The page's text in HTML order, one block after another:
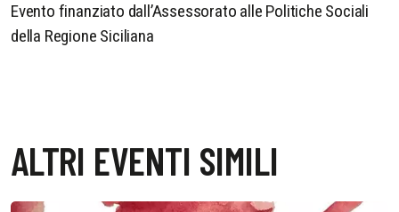
Evento finanziato dall’Assessorato alle Politiche Sociali
della Regione Siciliana
ALTRI EVENTI SIMILI